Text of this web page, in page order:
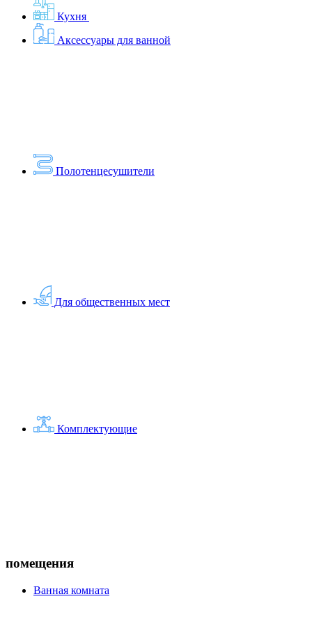
Кухня
Аксессуары для ванной
Полотенцесушители
Для общественных мест
Комплектующие
помещения
Ванная комната